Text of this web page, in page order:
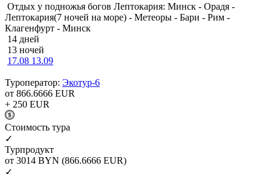
Отдых у подножья богов Лептокария: Минск - Орадя -
Лептокария(7 ночей на море) - Метеоры - Бари - Рим -
Клагенфурт - Минск
14 дней
13 ночей
17.08 13.09
Туроператор: Экотур-6
от 866.6666 EUR
+ 250 EUR
Cтоимость тура
✓
Турпродукт
от 3014 BYN (866.6666 EUR)
✓